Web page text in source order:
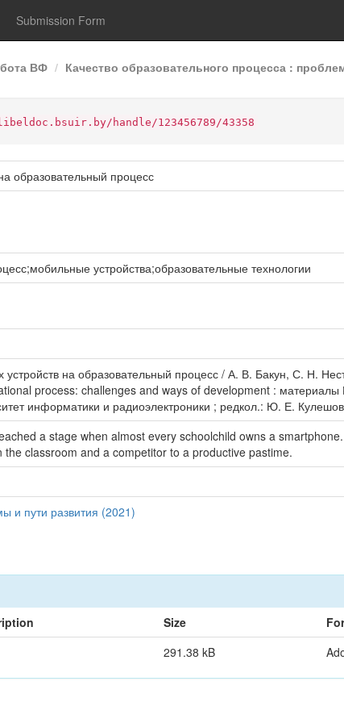
Submission Form
ВФ Качество образовательного процесса :
handle/123456789/43358
образовательный процесс
устройства;образовательные технологии
на образовательный процесс / А. В. Бакун, С. Н.
process: challenges and ways of development :
информатики и радиоэлектроники ; редкол.: Ю. Е.
a stage when almost every schoolchild owns a
classroom and a competitor to a productive pastime.
и пути развития (2021)
Size
291.38 kB